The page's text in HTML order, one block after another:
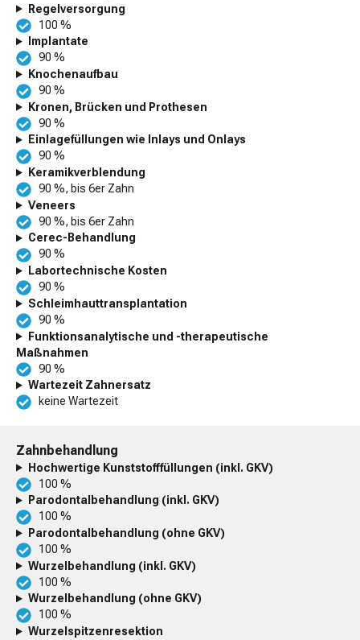
Regelversorgung
100 %
Implantate
90 %
Knochenaufbau
90 %
Kronen, Brücken und Prothesen
90 %
Einlagefüllungen wie Inlays und Onlays
90 %
Keramikverblendung
90 %, bis 6er Zahn
Veneers
90 %, bis 6er Zahn
Cerec-Behandlung
90 %
Labortechnische Kosten
90 %
Schleimhauttransplantation
90 %
Funktionsanalytische und -therapeutische
Maßnahmen
90 %
Wartezeit Zahnersatz
keine Wartezeit
Zahnbehandlung
Hochwertige Kunststofffüllungen (inkl. GKV)
100 %
Parodontalbehandlung (inkl. GKV)
100 %
Parodontalbehandlung (ohne GKV)
100 %
Wurzelbehandlung (inkl. GKV)
100 %
Wurzelbehandlung (ohne GKV)
100 %
Wurzelspitzenresektion